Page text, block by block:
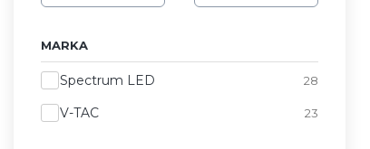
MARKA
Marka
Spectrum LED 28
V-TAC 23